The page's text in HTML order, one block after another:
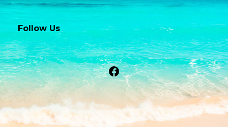
Follow Us
Facebook